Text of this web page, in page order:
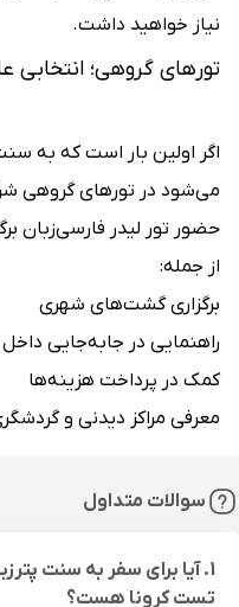
نیاز خواهید داشت.
تورهای گروهی؛ انتخابی
اگر اولین بار است که به
می‌شود در تورهای گروهی
حضور تور لیدر فارسی‌زبان
از جمله:
برگزاری گشت‌های شهری
راهنمایی در جابه‌جایی
کمک در پرداخت هزینه‌ها
معرفی مراکز دیدنی و
سوالات متداول
1. آیا برای سفر به سنت
تست کرونا هست؟